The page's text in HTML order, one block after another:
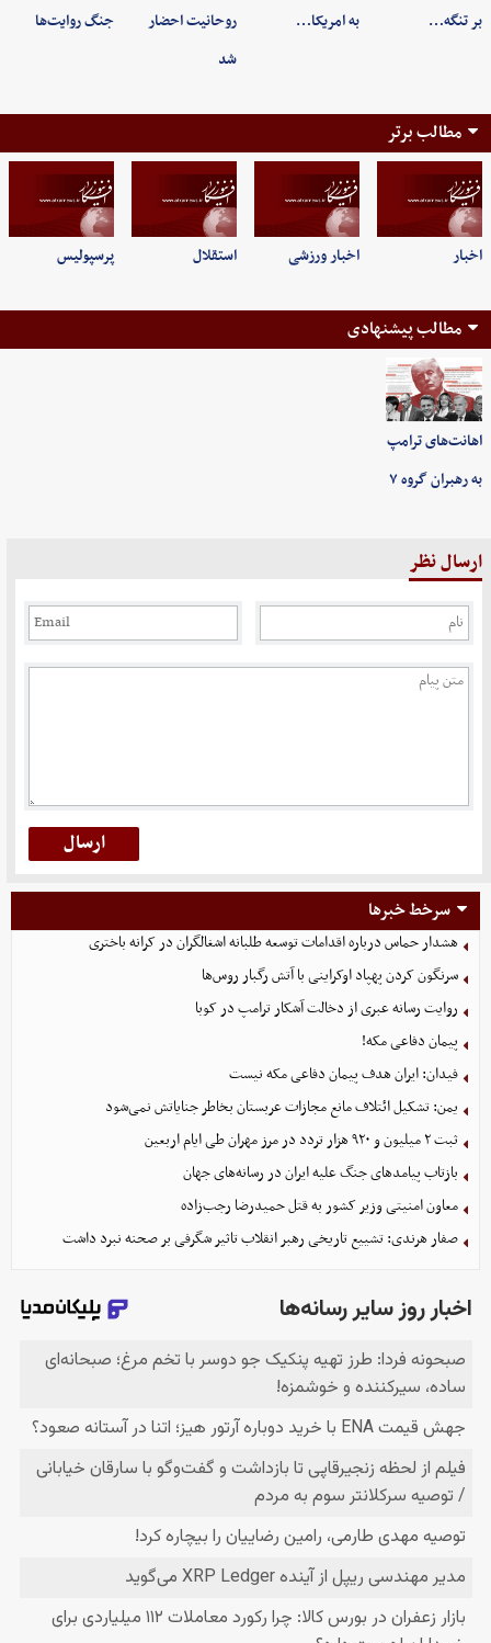
بر تنگه… به امریکا…
روحانیت احضار
شد
جنگ روایت‌ها
مطالب برتر
اخبار اخبار ورزشی استقلال پرسپولیس
مطالب پیشنهادی
اهانت‌های ترامپ
به رهبران گروه ۷
ارسال نظر
سرخط خبرها
هشدار حماس درباره اقدامات توسعه طلبانه اشغالگران در کرانه باختری
سرنگون کردن پهپاد اوکراینی با آتش رگبار روس‌ها
روایت رسانه عبری از دخالت آشکار ترامپ در کوبا
پیمان دفاعی مکه!
فیدان: ایران هدف پیمان دفاعی مکه نیست
یمن: تشکیل ائتلاف مانع مجازات عربستان بخاطر جنایاتش نمی‌شود
ثبت ۲ میلیون و ۹۲۰ هزار تردد در مرز مهران طی ایام اربعین
بازتاب پیامدهای جنگ علیه ایران در رسانه‌های جهان
معاون امنیتی وزیر کشور به قتل حمیدرضا رجب‌زاده
صفار هرندی: تشییع تاریخی رهبر انقلاب تاثیر شگرفی بر صحنه نبرد داشت